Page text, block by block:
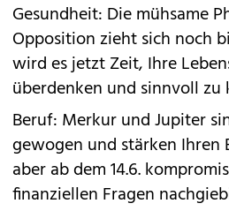
Gesundheit: Die mühsame
Opposition zieht sich noch
wird es jetzt Zeit, Ihre
überdenken und sinnvoll zu
Beruf: Merkur und Jupiter
gewogen und stärken Ihren
aber ab dem 14.6.
finanziellen Fragen